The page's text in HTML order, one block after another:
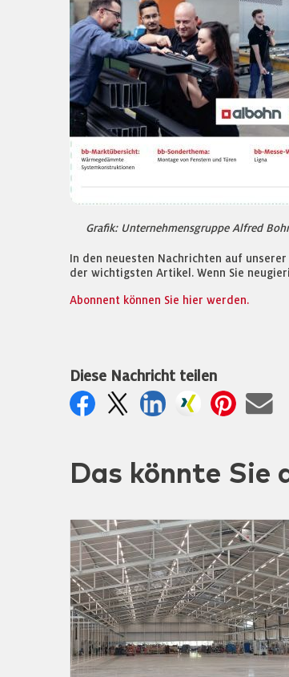
Grafik: Unternehmensgruppe Alfred
In den neuesten Nachrichten auf
der wichtigsten Artikel. Wenn Sie
Abonnent können Sie hier werden.
Diese Nachricht teilen
Das könnte Sie